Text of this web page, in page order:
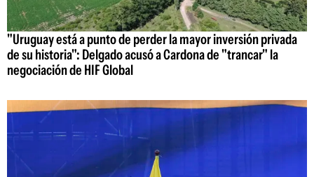
"Uruguay está a punto de perder la mayor inversión privada
de su historia": Delgado acusó a Cardona de "trancar" la
negociación de HIF Global